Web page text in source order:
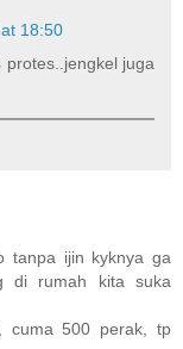
18:50
protes..jengkel juga
tanpa ijin kyknya ga
di rumah kita suka
cuma 500 perak, tp